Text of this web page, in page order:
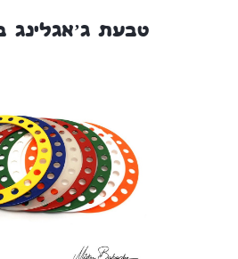
טבעת ג’אגלינג